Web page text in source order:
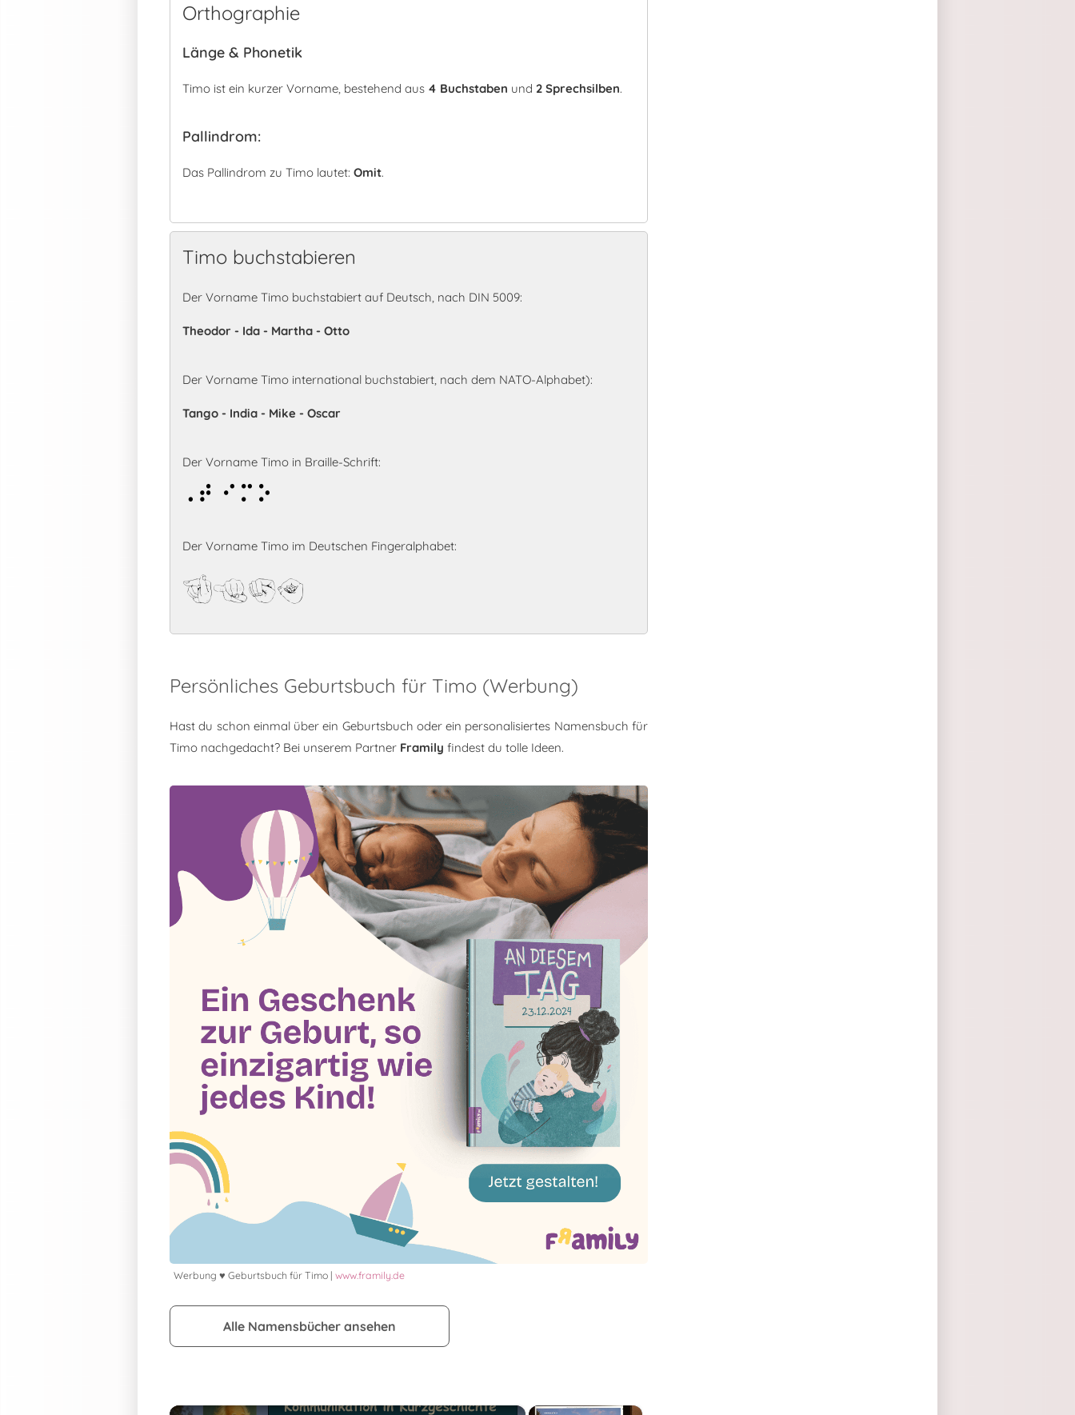
Orthographie
Länge & Phonetik
Timo ist ein kurzer Vorname, bestehend aus 4 Buchstaben und 2 Sprechsilben.
Pallindrom:
Das Pallindrom zu Timo lautet: Omit.
Timo buchstabieren
Der Vorname Timo buchstabiert auf Deutsch, nach DIN 5009:
Theodor - Ida - Martha - Otto
Der Vorname Timo international buchstabiert, nach dem NATO-Alphabet):
Tango - India - Mike - Oscar
Der Vorname Timo in Braille-Schrift:
Timo
Der Vorname Timo im Deutschen Fingeralphabet:
Timo
Persönliches Geburtsbuch für Timo (Werbung)
Hast du schon einmal über ein Geburtsbuch oder ein personalisiertes Namensbuch für
Timo nachgedacht? Bei unserem Partner Framily findest du tolle Ideen.
Werbung ♥ Geburtsbuch für Timo | www.framily.de
Alle Namensbücher ansehen
×
×